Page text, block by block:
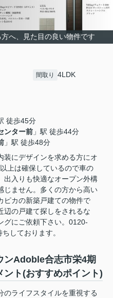
へ、見た目の良い物件です
間取り 4LDK
徒歩45分
ンター前 」駅 徒歩44分
」駅 徒歩48分
装にデザインを求める方にオ
上は確保しているので車の
出入りも快適なオープン外構
じません。多くの方から高い
ピカの新築戸建ての物件で
辺の戸建て探しをされるな
グにご依頼下さい。0120-
しております。
Adoble合志市栄4期
ント(おすすめポイント)
ライフスタイルを重視する